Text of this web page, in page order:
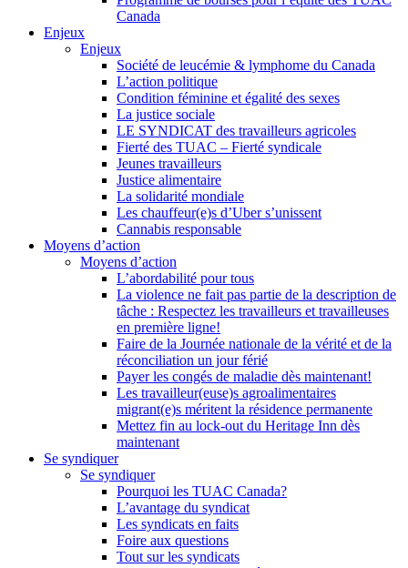
Canada
Enjeux
Enjeux
Société de leucémie & lymphome du Canada
L’action politique
Condition féminine et égalité des sexes
La justice sociale
LE SYNDICAT des travailleurs agricoles
Fierté des TUAC – Fierté syndicale
Jeunes travailleurs
Justice alimentaire
La solidarité mondiale
Les chauffeur(e)s d’Uber s’unissent
Cannabis responsable
Moyens d’action
Moyens d’action
L’abordabilité pour tous
La violence ne fait pas partie de la description de
tâche : Respectez les travailleurs et travailleuses
en première ligne!
Faire de la Journée nationale de la vérité et de la
réconciliation un jour férié
Payer les congés de maladie dès maintenant!
Les travailleur(euse)s agroalimentaires
migrant(e)s méritent la résidence permanente
Mettez fin au lock-out du Heritage Inn dès
maintenant
Se syndiquer
Se syndiquer
Pourquoi les TUAC Canada?
L’avantage du syndicat
Les syndicats en faits
Foire aux questions
Tout sur les syndicats